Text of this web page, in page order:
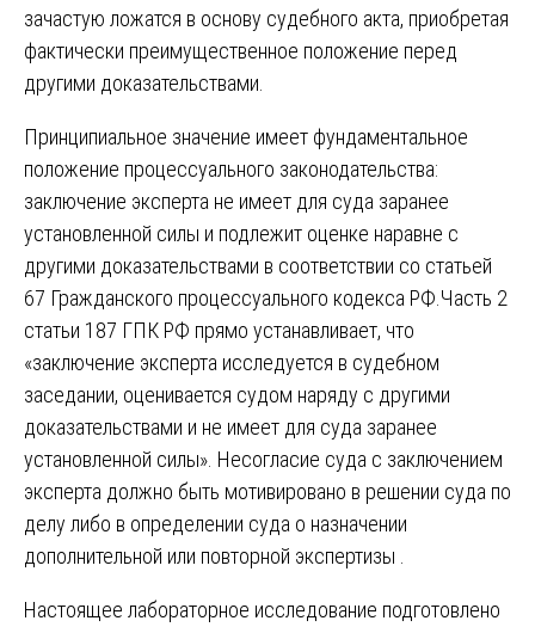
зачастую ложатся в основу судебного акта, приобретая
фактически преимущественное положение перед
другими доказательствами.
Принципиальное значение имеет фундаментальное
положение процессуального законодательства:
заключение эксперта не имеет для суда заранее
установленной силы и подлежит оценке наравне с
другими доказательствами в соответствии со статьей
67 Гражданского процессуального кодекса РФ.Часть 2
статьи 187 ГПК РФ прямо устанавливает, что
«заключение эксперта исследуется в судебном
заседании, оценивается судом наряду с другими
доказательствами и не имеет для суда заранее
установленной силы». Несогласие суда с заключением
эксперта должно быть мотивировано в решении суда по
делу либо в определении суда о назначении
дополнительной или повторной экспертизы .
Настоящее лабораторное исследование подготовлено